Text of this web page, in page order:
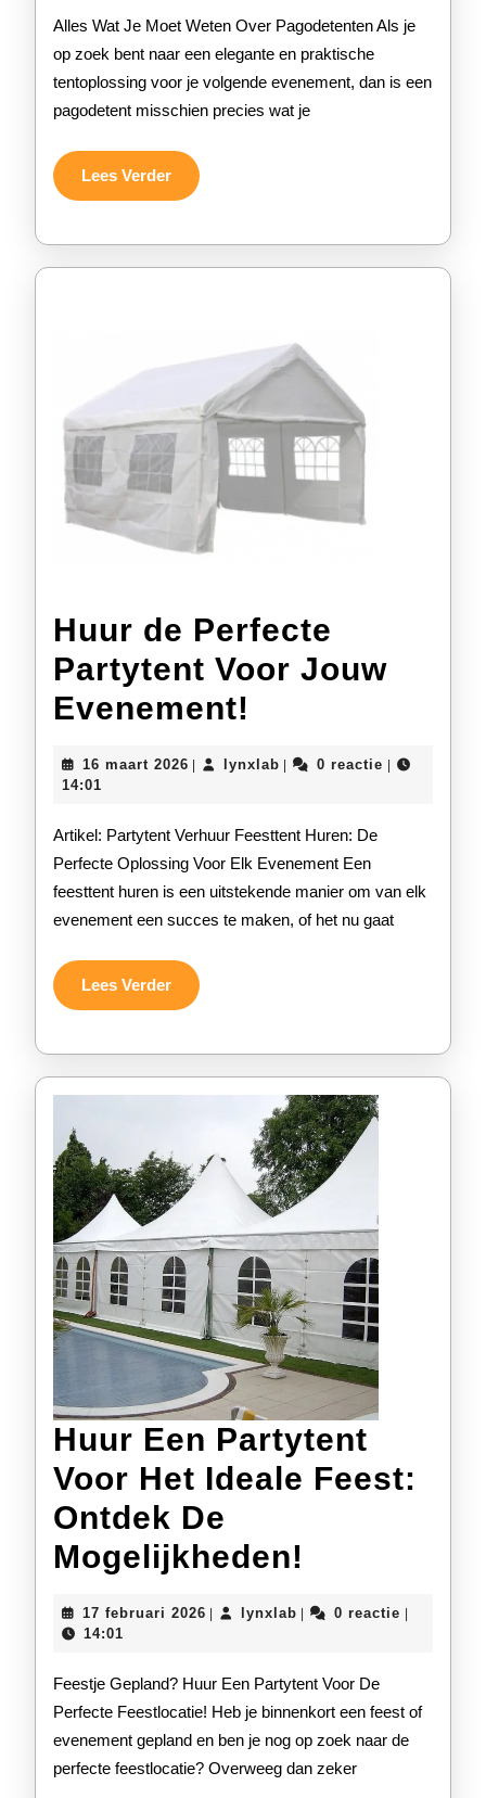
Alles Wat Je Moet Weten Over Pagodetenten Als je
op zoek bent naar een elegante en praktische
tentoplossing voor je volgende evenement, dan is een
pagodetent misschien precies wat je
Lees VerderLees
Verder
Huur de Perfecte
Partytent Voor Jouw
Evenement!
Perfecte
Partytent
Voor
Jouw
Evenement!
16 maart 2026 16
lynxlablynxlab0 reactie
14:01
Artikel: Partytent Verhuur Feesttent Huren: De
Perfecte Oplossing Voor Elk Evenement Een
feesttent huren is een uitstekende manier om van elk
evenement een succes te maken, of het nu gaat
Lees VerderLees
Verder
Huur Een Partytent
Voor Het Ideale Feest:
Ontdek De
Mogelijkheden!
Partytent
Voor
Het
Ideale
17 februari 2026 17
lynxlablynxlab0 reactie
14:01
Feestje Gepland? Huur Een Partytent Voor De
Perfecte Feestlocatie! Heb je binnenkort een feest of
evenement gepland en ben je nog op zoek naar de
perfecte feestlocatie? Overweeg dan zeker